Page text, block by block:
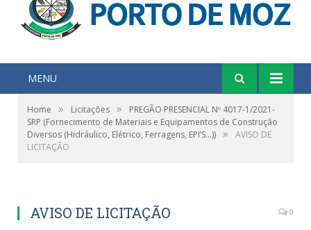
MENU
Home » Licitações »
PREGÃO PRESENCIAL Nº 4017-1/2021-
SRP (Fornecimento de Materiais e Equipamentos de Construção
Diversos (Hidráulico, Elétrico, Ferragens, EPI’S...)) »
AVISO DE
LICITAÇÃO
AVISO DE LICITAÇÃO 0